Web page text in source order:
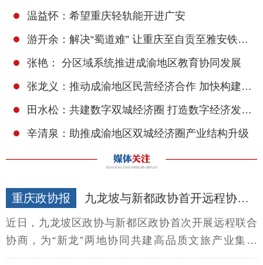
温益怀：希望重庆轻轨能开进广安
游开余：解决“蜀道难” 让重庆至自贡至雅安铁路建设尽快上马
张艳： 分区域系统推进成渝地区教育协同发展
张龙义：推动成渝地区民营经济合作 加快构建现代产业体系
田水松：共建数字双城经济圈 打造数字经济发展高地
辛清泉：助推成渝地区双城经济圈产业结构升级
重庆政协报 九龙坡与新都政协首开远程协商会
近日，九龙坡区政协与新都区政协首次开展远程联合
协商，为“新龙”两地协同共建高品质文旅产业集聚
区“添砖加瓦”。